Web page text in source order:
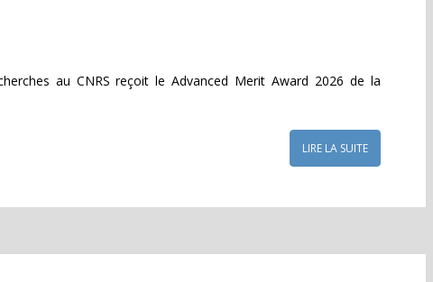
au CNRS reçoit le Advanced Merit Award 2026 de la
LIRE LA SUITE